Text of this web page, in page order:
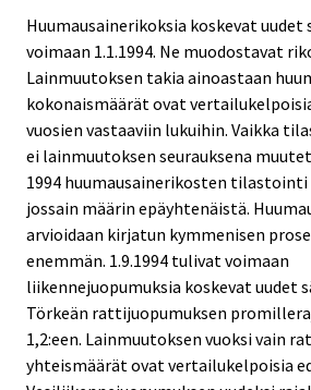
Huumausainerikoksia koskevat
voimaan 1.1.1994. Ne muodostavat
Lainmuutoksen takia ainoastaan
kokonaismäärät ovat
vuosien vastaaviin lukuihin. Vaikka
ei lainmuutoksen seurauksena
1994 huumausainerikosten
jossain määrin epäyhtenäistä.
arvioidaan kirjatun kymmenisen
enemmän. 1.9.1994 tulivat voimaan
liikennejuopumuksia koskevat uudet
Törkeän rattijuopumuksen
1,2:een. Lainmuutoksen vuoksi vain
yhteismäärät ovat vertailukelpoisia